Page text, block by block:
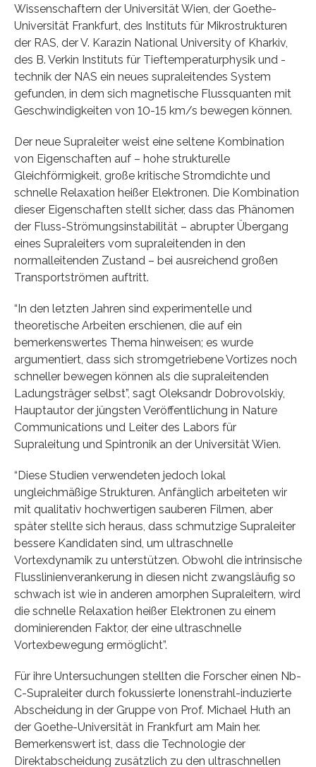
Wissenschaftern der Universität Wien, der Goethe-
Universität Frankfurt, des Instituts für Mikrostrukturen
der RAS, der V. Karazin National University of Kharkiv,
des B. Verkin Instituts für Tieftemperaturphysik und -
technik der NAS ein neues supraleitendes System
gefunden, in dem sich magnetische Flussquanten mit
Geschwindigkeiten von 10-15 km/s bewegen können.
Der neue Supraleiter weist eine seltene Kombination
von Eigenschaften auf – hohe strukturelle
Gleichförmigkeit, große kritische Stromdichte und
schnelle Relaxation heißer Elektronen. Die Kombination
dieser Eigenschaften stellt sicher, dass das Phänomen
der Fluss-Strömungsinstabilität – abrupter Übergang
eines Supraleiters vom supraleitenden in den
normalleitenden Zustand – bei ausreichend großen
Transportströmen auftritt.
“In den letzten Jahren sind experimentelle und
theoretische Arbeiten erschienen, die auf ein
bemerkenswertes Thema hinweisen; es wurde
argumentiert, dass sich stromgetriebene Vortizes noch
schneller bewegen können als die supraleitenden
Ladungsträger selbst”, sagt Oleksandr Dobrovolskiy,
Hauptautor der jüngsten Veröffentlichung in Nature
Communications und Leiter des Labors für
Supraleitung und Spintronik an der Universität Wien.
“Diese Studien verwendeten jedoch lokal
ungleichmäßige Strukturen. Anfänglich arbeiteten wir
mit qualitativ hochwertigen sauberen Filmen, aber
später stellte sich heraus, dass schmutzige Supraleiter
bessere Kandidaten sind, um ultraschnelle
Vortexdynamik zu unterstützen. Obwohl die intrinsische
Flusslinienverankerung in diesen nicht zwangsläufig so
schwach ist wie in anderen amorphen Supraleitern, wird
die schnelle Relaxation heißer Elektronen zu einem
dominierenden Faktor, der eine ultraschnelle
Vortexbewegung ermöglicht”.
Für ihre Untersuchungen stellten die Forscher einen Nb-
C-Supraleiter durch fokussierte Ionenstrahl-induzierte
Abscheidung in der Gruppe von Prof. Michael Huth an
der Goethe-Universität in Frankfurt am Main her.
Bemerkenswert ist, dass die Technologie der
Direktabscheidung zusätzlich zu den ultraschnellen